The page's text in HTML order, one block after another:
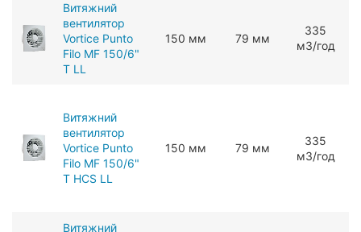
Витяжний
вентилятор
Vortice Punto
Filo MF 150/6"
T LL
150 мм 79 мм
ЗЗ5
мЗ/год
Витяжний
вентилятор
Vortice Punto
Filo MF 150/6"
T HCS LL
150 мм 79 мм
ЗЗ5
мЗ/год
Витяжний